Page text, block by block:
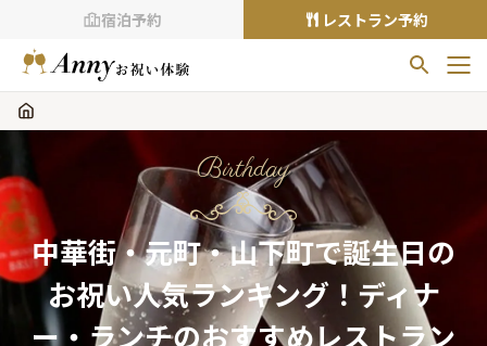
宿泊予約 レストラン予約
お気に入りの登録がありません
プランの をクリックすることで
お気に入りに追加できます。
閲覧履歴
閲覧履歴はありません
過去に見たお店が最大10件まで表示されます。
Birthday
中華街・元町・山下町で誕生日の
お祝い人気ランキング！ディナ
ー・ランチのおすすめレストラン